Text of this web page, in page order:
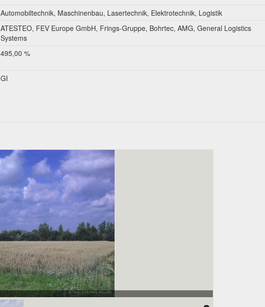
Automobiltechnik, Maschinenbau, Lasertechnik, Elektrotechnik, Logistik
ATESTEO, FEV Europe GmbH, Frings-Gruppe, Bohrtec, AMG, General Logistics
Systems
495,00 %
GI